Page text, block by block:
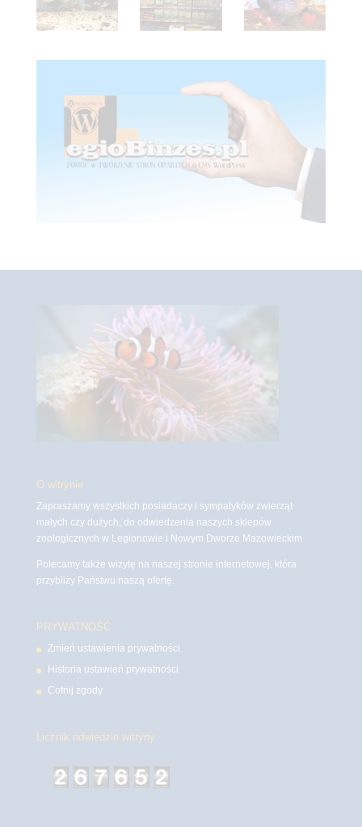
O witrynie
Zapraszamy wszystkich posiadaczy i sympatyków zwierząt
małych czy dużych, do odwiedzenia naszych sklepów
zoologicznych w Legionowie i Nowym Dworze Mazowieckim
Polecamy także wizytę na naszej stronie internetowej, która
przybliży Państwu naszą ofertę.
PRYWATNOŚĆ
Zmień ustawienia prywatności
Historia ustawień prywatności
Cofnij zgody
Licznik odwiedzin witryny